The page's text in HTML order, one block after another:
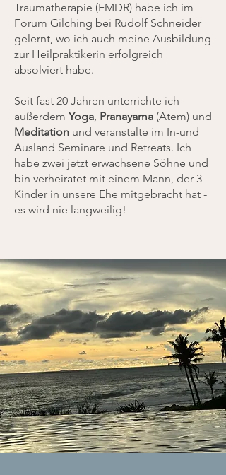
Traumatherapie (EMDR) habe ich im
Forum Gilching bei Rudolf Schneider
gelernt, wo ich auch meine Ausbildung
zur Heilpraktikerin erfolgreich
absolviert habe.​
Seit fast 20 Jahren unterrichte ich
außerdem Yoga, Pranayama (Atem) und
Meditation und veranstalte im In-und
Ausland Seminare und Retreats. ​Ich
habe zwei jetzt erwachsene Söhne und
bin verheiratet mit einem Mann, der 3
Kinder in unsere Ehe mitgebracht hat -
es wird nie langweilig! ​